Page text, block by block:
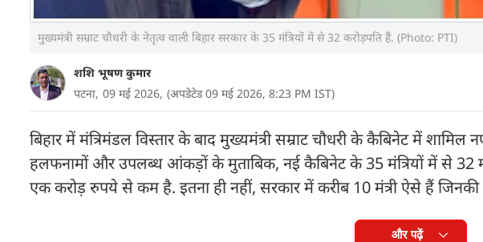
मुख्यमंत्री सम्राट चौधरी के नेतृत्व वाली बिहार सरकार के 35 मंत्रियों में से 32 करोड़पति हैं. (Photo: PTI)
शशि भूषण कुमार
पटना, 09 मई 2026, (अपडेटेड 09 मई 2026, 8:23 PM IST)
बिहार में मंत्रिमंडल विस्तार के बाद मुख्यमंत्री सम्राट चौधरी के कैबिनेट में शामिल
हलफनामों और उपलब्ध आंकड़ों के मुताबिक, नई कैबिनेट के 35 मंत्रियों में से 32
एक करोड़ रुपये से कम है. इतना ही नहीं, सरकार में करीब 10 मंत्री ऐसे हैं जिनकी
और पढ़ें